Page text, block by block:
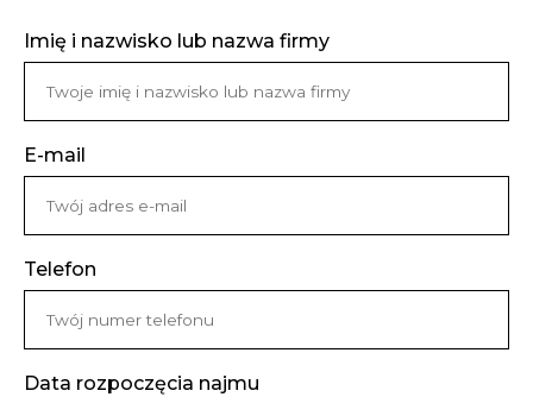
Imię i nazwisko lub nazwa firmy
E-mail
Telefon
Data rozpoczęcia najmu